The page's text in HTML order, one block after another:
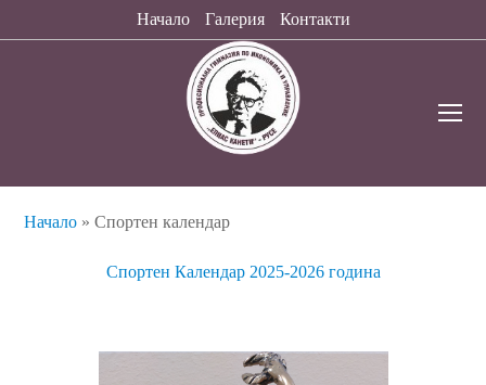
Начало Галерия Контакти
Начало »Спортен календар
Спортен Календар 2025-2026 година